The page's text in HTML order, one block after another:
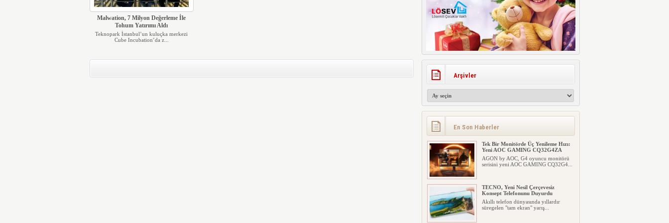
Malwation, 7 Milyon Değerleme İle
Tohum Yatırımı Aldı
Teknopark İstanbul’un kuluçka merkezi
Cube Incubation’da z...
Arşivler
En Son Haberler
Tek Bir Monitörde Üç Yenileme Hızı:
Yeni AOC GAMING CQ32G4ZA
AGON by AOC, G4 oyuncu monitörü
serisini yeni AOC GAMING CQ32G4...
TECNO, Yeni Nesil Çerçevesiz
Konsept Telefonunu Duyurdu
Akıllı telefon dünyasında yıllardır
süregelen "tam ekran" yarış...